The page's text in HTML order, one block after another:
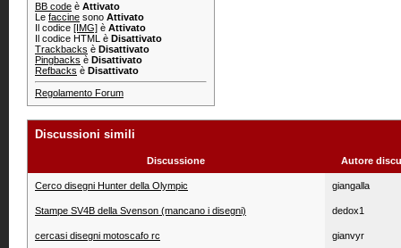
BB code è Attivato
Le faccine sono Attivato
Il codice [IMG] è Attivato
Il codice HTML è Disattivato
Trackbacks è Disattivato
Pingbacks è Disattivato
Refbacks è Disattivato
Regolamento Forum
Discussioni simili
Discussione Autore
Cerco disegni Hunter della Olympic giangalla
Stampe SV4B della Svenson (mancano i disegni) dedox1
cercasi disegni motoscafo rc gianvyr